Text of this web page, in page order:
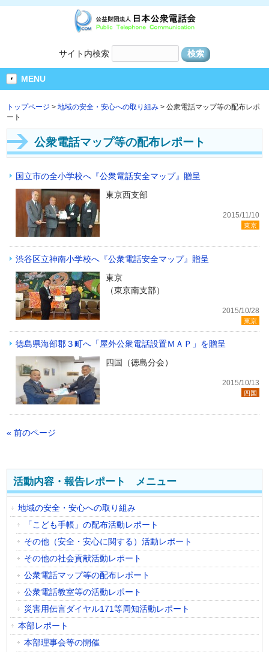
サイト内検索
MENU
トップページ >地域の安全・安心への取り組み > 公衆電話マップ等の配布レポ
ート
公衆電話マップ等の配布レポート
国立市の全小学校へ『公衆電話安全マップ』贈呈
東京西支部
2015/11/10
東京
渋谷区立神南小学校へ『公衆電話安全マップ』贈呈
東京
（東京南支部）
2015/10/28
東京
徳島県海部郡３町へ「屋外公衆電話設置ＭＡＰ」を贈呈
四国（徳島分会）
2015/10/13
四国
« 前のページ
活動内容・報告レポート メニュー
地域の安全・安心への取り組み
「こども手帳」の配布活動レポート
その他（安全・安心に関する）活動レポート
その他の社会貢献活動レポート
公衆電話マップ等の配布レポート
公衆電話教室等の活動レポート
災害用伝言ダイヤル171等周知活動レポート
本部レポート
本部理事会等の開催